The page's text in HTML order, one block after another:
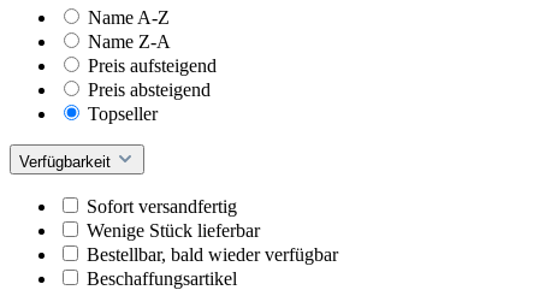
Name A-Z
Name Z-A
Preis aufsteigend
Preis absteigend
Topseller
Verfügbarkeit
Sofort versandfertig
Wenige Stück lieferbar
Bestellbar, bald wieder verfügbar
Beschaffungsartikel